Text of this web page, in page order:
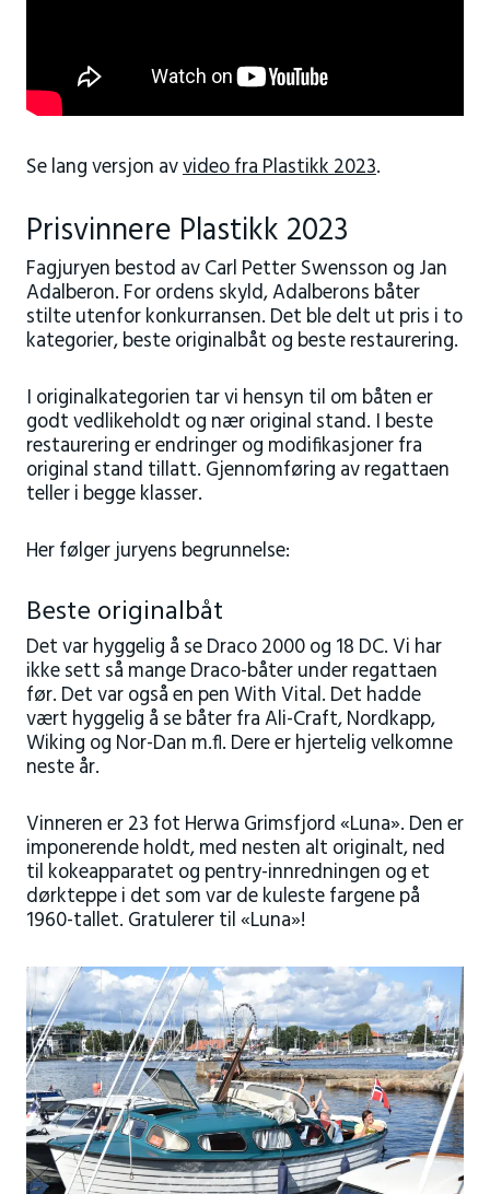
Se lang versjon avvideo fra Plastikk 2023.
Prisvinnere Plastikk 2023
Fagjuryen bestod av Carl Petter Swensson og Jan
Adalberon. For ordens skyld, Adalberons båter
stilte utenfor konkurransen. Det ble delt ut pris i to
kategorier, beste originalbåt og beste restaurering.
I originalkategorien tar vi hensyn til om båten er
godt vedlikeholdt og nær original stand. I beste
restaurering er endringer og modifikasjoner fra
original stand tillatt. Gjennomføring av regattaen
teller i begge klasser.
Her følger juryens begrunnelse:
Beste originalbåt
Det var hyggelig å se Draco 2000 og 18 DC. Vi har
ikke sett så mange Draco-båter under regattaen
før. Det var også en pen With Vital. Det hadde
vært hyggelig å se båter fra Ali-Craft, Nordkapp,
Wiking og Nor-Dan m.fl. Dere er hjertelig velkomne
neste år.
Vinneren er 23 fot Herwa Grimsfjord «Luna». Den er
imponerende holdt, med nesten alt originalt, ned
til kokeapparatet og pentry-innredningen og et
dørkteppe i det som var de kuleste fargene på
1960-tallet. Gratulerer til «Luna»!